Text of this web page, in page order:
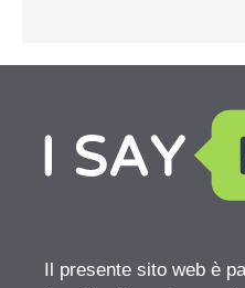
Il presente sito web è